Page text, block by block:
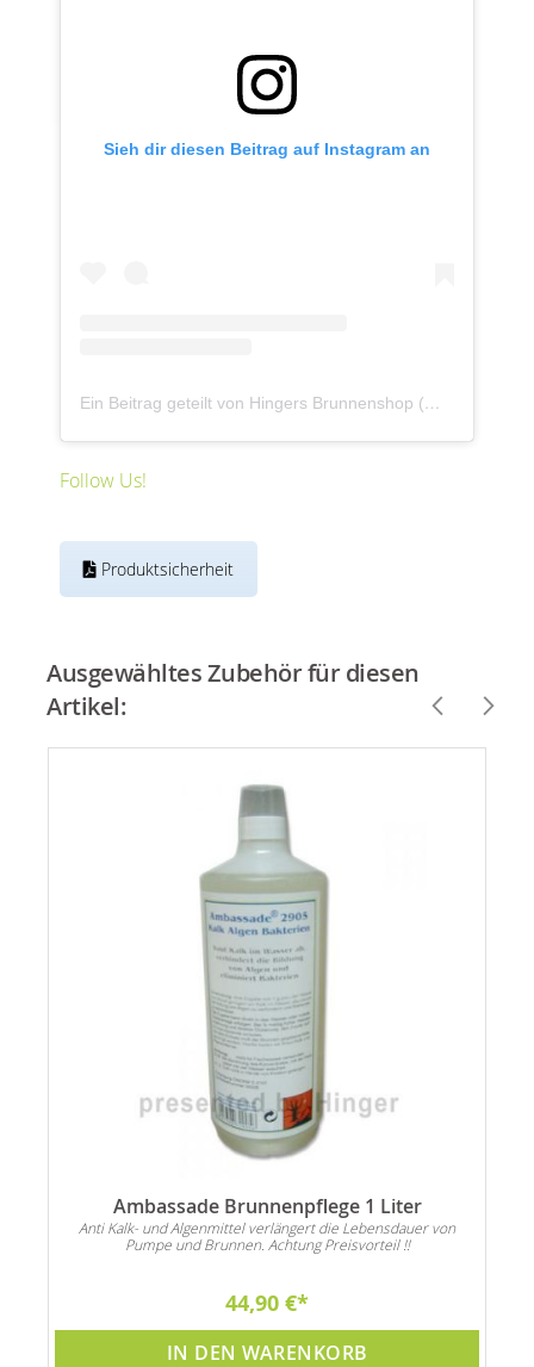
Sieh dir diesen Beitrag auf Instagram an
Ein Beitrag geteilt von Hingers Brunnenshop (@revisagegmbh)
Follow Us!
Produktsicherheit
Ausgewähltes Zubehör für diesen
Artikel:
Ambassade Brunnenpflege 1 Liter
Anti Kalk- und Algenmittel verlängert die Lebensdauer von
Pumpe und Brunnen. Achtung Preisvorteil !!
44,90 €
IN DEN WARENKORB